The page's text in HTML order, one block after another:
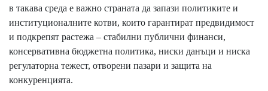
в такава среда е важно страната да запази политиките и
институционалните котви, които гарантират предвидимост
и подкрепят растежа – стабилни публични финанси,
консервативна бюджетна политика, ниски данъци и ниска
регулаторна тежест, отворени пазари и защита на
конкуренцията.